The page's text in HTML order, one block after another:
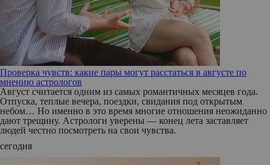
Проверка чувств: какие пары могут расстаться в августе по
мнению астрологов
Август считается одним из самых романтичных месяцев года.
Отпуска, теплые вечера, поездки, свидания под открытым
небом… Но именно в это время многие отношения неожиданно
дают трещину. Астрологи уверены — конец лета заставляет
людей честно посмотреть на свои чувства.
сегодня